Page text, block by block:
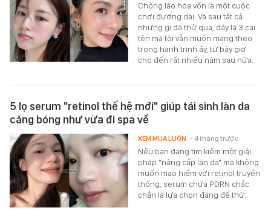
Chống lão hóa vốn là một cuộc
chơi đường dài. Và sau tất cả
những gì đã thử qua, đây là 3 cái
tên mà tôi vẫn muốn mang theo
trong hành trình ấy, từ bây giờ
cho đến rất nhiều năm sau nữa.
5 lọ serum "retinol thế hệ mới" giúp tái sinh làn da
căng bóng như vừa đi spa về
Nếu bạn đang tìm kiếm một giải
pháp "nâng cấp làn da" mà không
muốn mạo hiểm với retinol truyền
thống, serum chứa PDRN chắc
chắn là lựa chọn đáng để thử.
XEM MUA LUÔN - 4 tháng trước